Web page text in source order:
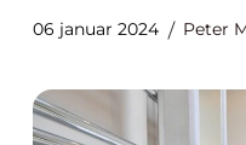
06 januar 2024 Peter